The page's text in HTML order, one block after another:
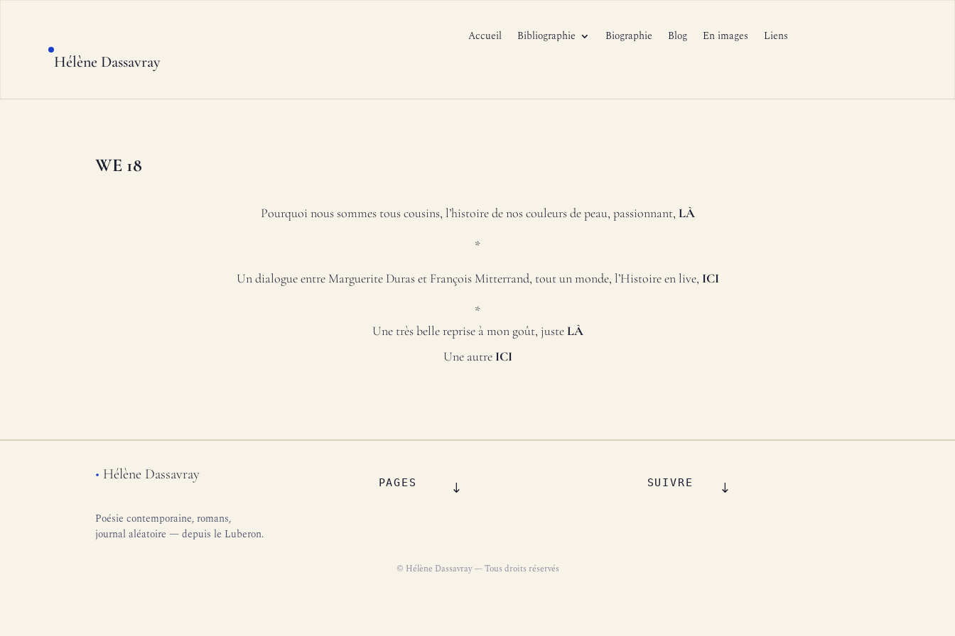
Hélène Dassavray
Accueil Bibliographie Biographie Blog En images Liens
WE 18
Pourquoi nous sommes tous cousins, l’histoire de nos couleurs de peau, passionnant, LÀ
*
Un dialogue entre Marguerite Duras et François Mitterrand, tout un monde, l’Histoire en live, ICI
*
Une très belle reprise à mon goût, justeLÀ
Une autre ICI
• Hélène Dassavray
Poésie contemporaine, romans,
journal aléatoire — depuis le Luberon.
PAGES SUIVRE
© Hélène Dassavray — Tous droits réservés